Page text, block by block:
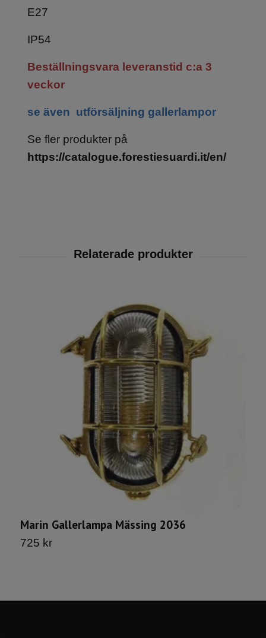
E27
IP54
Beställningsvara leveranstid c:a 3
veckor
se även utförsäljning gallerlampor
Se fler produkter på
https://catalogue.forestiesuardi.it/en/
Marin Gallerlampa Mässing 2036
725 kr